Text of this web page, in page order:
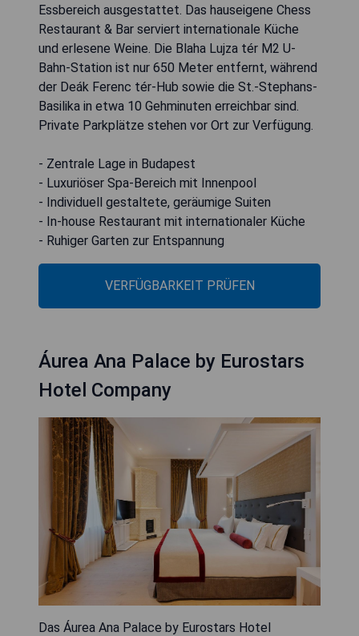
Essbereich ausgestattet. Das hauseigene Chess
Restaurant & Bar serviert internationale Küche
und erlesene Weine. Die Blaha Lujza tér M2 U-
Bahn-Station ist nur 650 Meter entfernt, während
der Deák Ferenc tér-Hub sowie die St.-Stephans-
Basilika in etwa 10 Gehminuten erreichbar sind.
Private Parkplätze stehen vor Ort zur Verfügung.
- Zentrale Lage in Budapest
- Luxuriöser Spa-Bereich mit Innenpool
- Individuell gestaltete, geräumige Suiten
- In-house Restaurant mit internationaler Küche
- Ruhiger Garten zur Entspannung
VERFÜGBARKEIT PRÜFEN
Áurea Ana Palace by Eurostars
Hotel Company
Das Áurea Ana Palace by Eurostars Hotel